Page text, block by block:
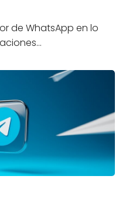
de WhatsApp en lo